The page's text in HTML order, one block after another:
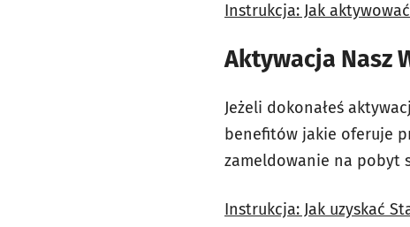
Instrukcja: Jak
Aktywacja Nasz
Jeżeli dokonałeś
benefitów jakie oferuje
zameldowanie na pobyt
Instrukcja: Jak uzyskać